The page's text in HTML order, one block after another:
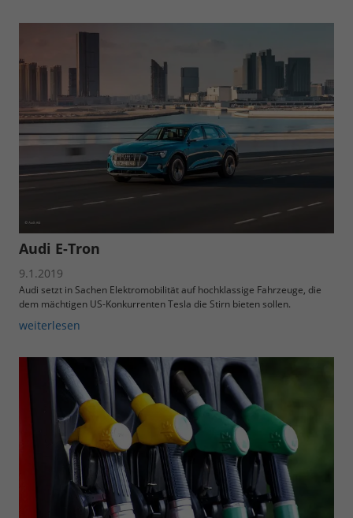
Audi E-Tron
9.1.2019
Audi setzt in Sachen Elektromobilität auf hochklassige Fahrzeuge, die
dem mächtigen US-Konkurrenten Tesla die Stirn bieten sollen.
weiterlesen